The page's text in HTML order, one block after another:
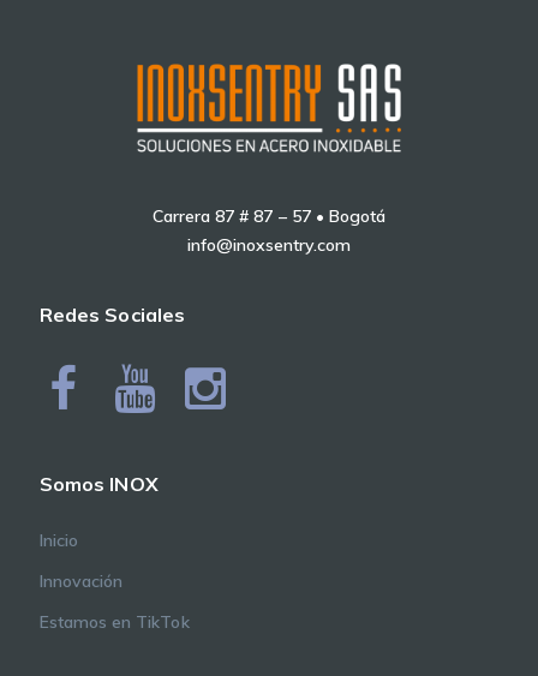
Carrera 87 # 87 – 57 • Bogotá
info@inoxsentry.com
Redes Sociales
Somos INOX
Inicio
Innovación
Estamos en TikTok